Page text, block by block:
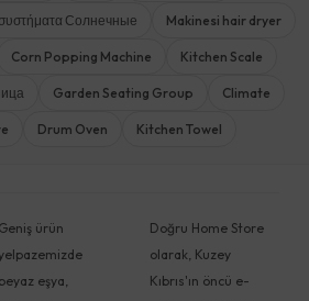
Солнечные Makinesi hair dryer
Corn Popping Machine Kitchen Scale
Garden Seating Group Climate
Drum Oven Kitchen Towel
Geniş ürün
beyaz eşya,
Doğru Home Store
olarak, Kuzey
Kıbrıs'ın öncü e-